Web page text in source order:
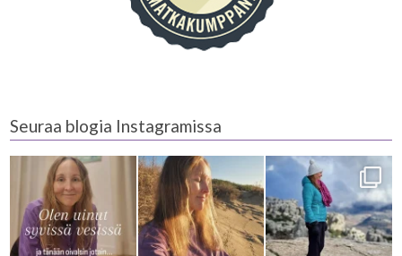
Seuraa blogia Instagramissa